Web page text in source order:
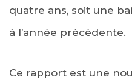
quatre ans, soit une
à l’année précédente.
Ce rapport est une